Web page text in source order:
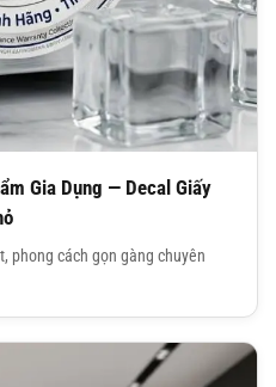
Gia Dụng — Decal Giấy
phong cách gọn gàng chuyên